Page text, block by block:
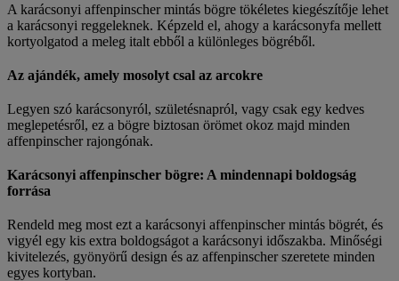
A karácsonyi affenpinscher mintás bögre tökéletes kiegészítője lehet
a karácsonyi reggeleknek. Képzeld el, ahogy a karácsonyfa mellett
kortyolgatod a meleg italt ebből a különleges bögréből.
Az ajándék, amely mosolyt csal az arcokre
Legyen szó karácsonyról, születésnapról, vagy csak egy kedves
meglepetésről, ez a bögre biztosan örömet okoz majd minden
affenpinscher rajongónak.
Karácsonyi affenpinscher bögre: A mindennapi boldogság
forrása
Rendeld meg most ezt a karácsonyi affenpinscher mintás bögrét, és
vigyél egy kis extra boldogságot a karácsonyi időszakba. Minőségi
kivitelezés, gyönyörű design és az affenpinscher szeretete minden
egyes kortyban.